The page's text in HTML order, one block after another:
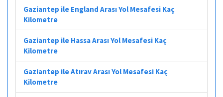
Gaziantep ile England Arası Yol Mesafesi Kaç
Kilometre
Gaziantep ile Hassa Arası Yol Mesafesi Kaç
Kilometre
Gaziantep ile Atırav Arası Yol Mesafesi Kaç
Kilometre